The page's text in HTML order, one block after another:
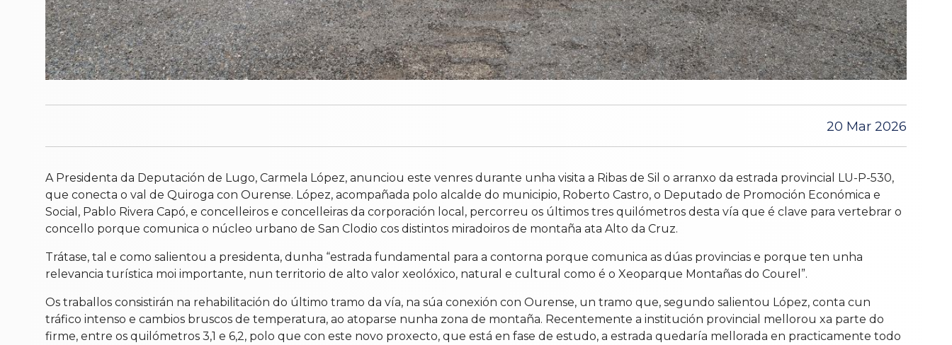
20 Mar 2026
A Presidenta da Deputación de Lugo, Carmela López, anunciou este venres durante unha visita a Ribas de Sil o arranxo da estrada provincial LU-P-530,
que conecta o val de Quiroga con Ourense. López, acompañada polo alcalde do municipio, Roberto Castro, o Deputado de Promoción Económica e
Social, Pablo Rivera Capó, e concelleiros e concelleiras da corporación local, percorreu os últimos tres quilómetros desta vía que é clave para vertebrar o
concello porque comunica o núcleo urbano de San Clodio cos distintos miradoiros de montaña ata Alto da Cruz.
Trátase, tal e como salientou a presidenta, dunha “estrada fundamental para a contorna porque comunica as dúas provincias e porque ten unha
relevancia turística moi importante, nun territorio de alto valor xeolóxico, natural e cultural como é o Xeoparque Montañas do Courel”.
Os traballos consistirán na rehabilitación do último tramo da vía, na súa conexión con Ourense, un tramo que, segundo salientou López, conta cun
tráfico intenso e cambios bruscos de temperatura, ao atoparse nunha zona de montaña. Recentemente a institución provincial mellorou xa parte do
firme, entre os quilómetros 3,1 e 6,2, polo que con este novo proxecto, que está en fase de estudo, a estrada quedaría mellorada en practicamente todo